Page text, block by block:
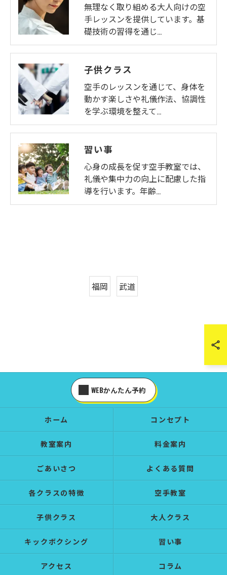
無理なく取り組める大人向けの空
手レッスンを提供しています。基
礎技術の習得を通じ…
子供クラス
空手のレッスンを通じて、身体を
動かす楽しさや礼儀作法、協調性
を学ぶ環境を整えて…
習い事
心身の成長を促す空手教室では、
礼儀や集中力の向上に配慮した指
導を行います。年齢…
福岡 武道
WEBかんたん予約
ホーム コンセプト
教室案内 料金案内
ごあいさつ よくある質問
各クラスの特徴 空手教室
子供クラス 大人クラス
キックボクシング 習い事
アクセス コラム